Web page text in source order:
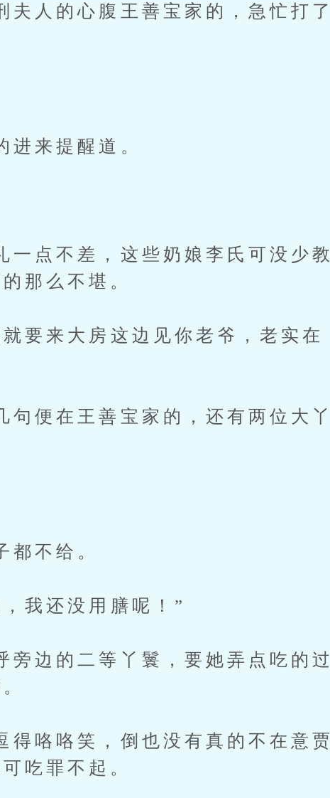
人的心腹王善宝家的，急忙打了
来提醒道。
点不差，这些奶娘李氏可没少教
那么不堪。
要来大房这边见你老爷，老实在
便在王善宝家的，还有两位大丫
不给。
我还没用膳呢！”
边的二等丫鬟，要她弄点吃的过
咯咯笑，倒也没有真的不在意贾
吃罪不起。